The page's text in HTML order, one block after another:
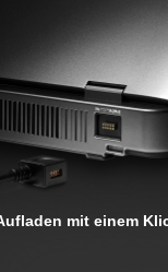
mit einem